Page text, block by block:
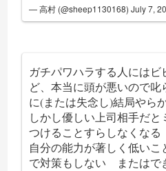
— 高村 (@sheep1130168)July 7,
ガチパワハラする人には
ど、本当に頭が悪いので
に(または失念し)結局やら
しかし優しい上司相手だ
つけることすらしなくなる
自分の能力が著しく低い
で対策もしない またはで